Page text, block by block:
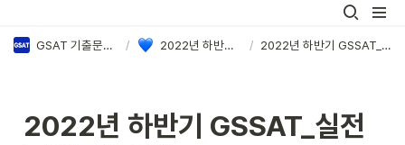
GSAT 기출문제 PDF & 정답·해설 모음 / 2022년 하반기 삼성 GSAT 정답·해설 / 2022년 하반기 GSSAT_실전 모의고사 2회
2022년 하반기 GSSAT_실전